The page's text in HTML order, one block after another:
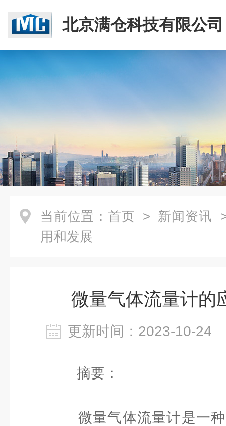
北京满仓科技有限公司
当前位置： 首页 > 新闻资讯
用和发展
微量气体流量计的
更新时间：2023-10-
摘要：
微量气体流量计是一种